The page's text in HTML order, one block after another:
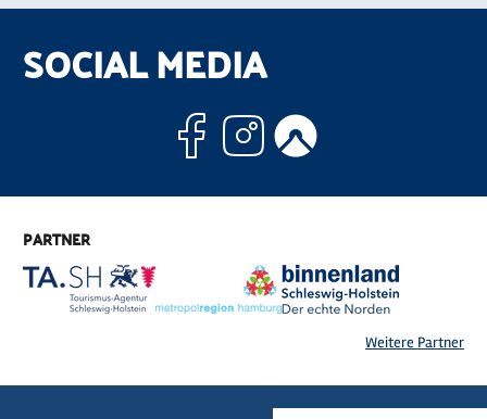
SOCIAL MEDIA
Facebook
Instagram
PARTNER
Weitere Partner